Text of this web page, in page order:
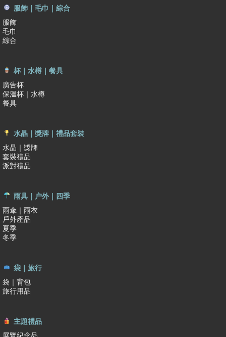
服飾｜毛巾｜綜合
服飾
毛巾
綜合
杯｜水樽｜餐具
廣告杯
保溫杯｜水樽
餐具
水晶｜獎牌｜禮品套裝
水晶｜獎牌
套裝禮品
派對禮品
雨具｜户外｜四季
雨傘｜雨衣
戶外產品
夏季
冬季
袋｜旅行
袋｜背包
旅行用品
主題禮品